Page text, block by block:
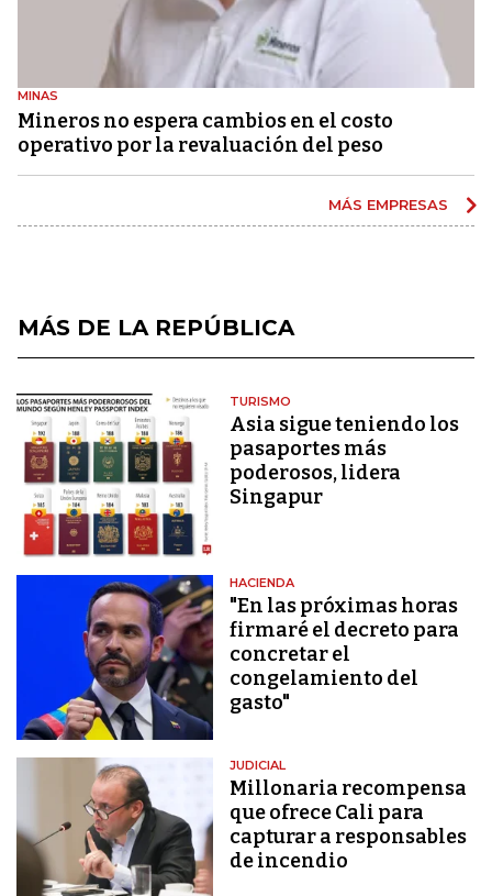
MINAS
Mineros no espera cambios en el costo
operativo por la revaluación del peso
MÁS EMPRESAS
MÁS DE LA REPÚBLICA
TURISMO
Asia sigue teniendo los
pasaportes más
poderosos, lidera
Singapur
HACIENDA
"En las próximas horas
firmaré el decreto para
concretar el
congelamiento del
gasto"
JUDICIAL
Millonaria recompensa
que ofrece Cali para
capturar a responsables
de incendio